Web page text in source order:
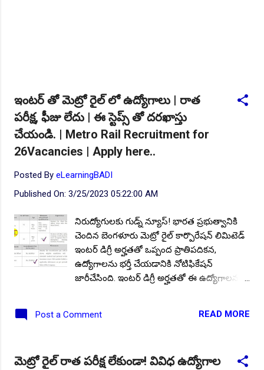
ఇంటర్ తో మెట్రో రైల్ లో ఉద్యోగాలు | రాత
పరీక్ష, ఫీజు లేదు | ఈ స్టెప్స్ తో దరఖాస్తు
చేయండి. | Metro Rail Recruitment for
26Vacancies | Apply here..
Posted By eLearningBADI
Published On: 3/25/2023 05:22:00 AM
నిరుద్యోగులకు గుడ్న్ న్యూస్! భారత ప్రభుత్వానికి
చెందిన బెంగళూరు మెట్రో రైల్ కార్పొరేషన్ లిమిటెడ్
ఇంటర్ డిగ్రీ అర్హతతో ఒప్పంద ప్రాతిపదికన,
ఉద్యోగాలను భర్తీ చేయడానికి నోటిఫికేషన్
జారీచేసింది. ఇంటర్ డిగ్రీ అర్హతతో ఈ ఉద్యోగాలను
ఆన్లైన్ దరఖాస్తులను 20.04.2023 నాటికి
చేయనున్నారు. ఆసక్తి కలిగిన అభ్యర్థుల కోసం
Post a Comment READ MORE
మెట్రో రైల్ రాత పరీక్ష లేకుండా! వివిధ ఉద్యోగాల